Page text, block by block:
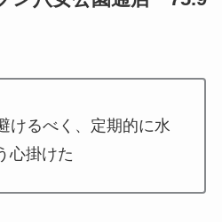
けるべく、定期的に水
心掛けた